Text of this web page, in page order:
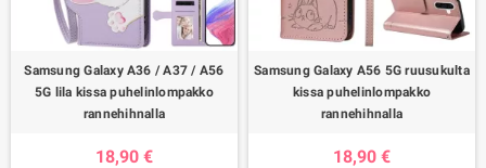
Samsung Galaxy A36 / A37 / A56
5G lila kissa puhelinlompakko
rannehihnalla
18,90 €
Samsung Galaxy A56 5G ruusukulta
kissa puhelinlompakko
rannehihnalla
18,90 €